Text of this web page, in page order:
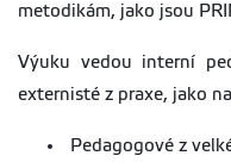
metodikám, jako jsou
Výuku vedou interní
externisté z praxe, jako
Pedagogové z